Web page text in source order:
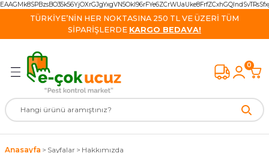
TÜRKİYE’NİN HER NOKTASINA 250 TL VE ÜZERİ TÜM
SİPARİŞLERDE KARGO BEDAVA!
Geri Dön
Cihazlar
Cihazlar
Cihazlar
Geri Dön
kovucu Ürünler
Geri Dön
ve Yem
Ultrasonik Cihazlar
Geri Dön
Malzemeleri
Geri Dön
İlacı
İlacı
Geri Dön
Ürün
Geri Dön
Kovucu
0
Anasayfa Sayfalar Hakkımızda